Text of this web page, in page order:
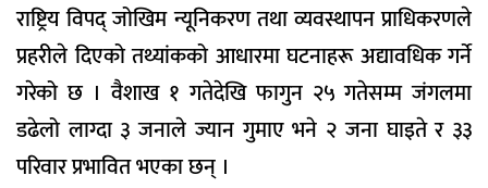
राष्ट्रिय विपद् जोखिम न्यूनिकरण तथा व्यवस्थापन प्राधिकरणले
प्रहरीले दिएको तथ्यांकको आधारमा घटनाहरू अद्यावधिक गर्ने
गरेको छ । वैशाख १ गतेदेखि फागुन २५ गतेसम्म जंगलमा
डढेलो लाग्दा ३ जनाले ज्यान गुमाए भने २ जना घाइते र ३३
परिवार प्रभावित भएका छन् ।